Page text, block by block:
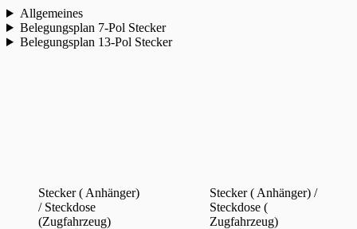
Allgemeines
Belegungsplan 7-Pol Stecker
Belegungsplan 13-Pol Stecker
Stecker ( Anhänger)
/ Steckdose
(Zugfahrzeug)
Stecker ( Anhänger) /
Steckdose (
Zugfahrzeug)